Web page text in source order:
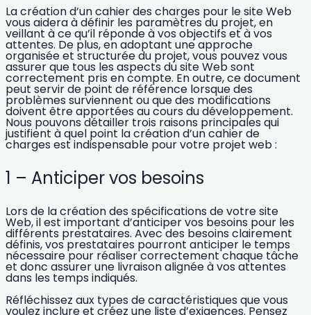
La création d’un cahier des charges pour le site Web
vous aidera à définir les paramètres du projet, en
veillant à ce qu’il réponde à vos objectifs et à vos
attentes. De plus, en adoptant une approche
organisée et structurée du projet, vous pouvez vous
assurer que tous les aspects du site Web sont
correctement pris en compte. En outre, ce document
peut servir de point de référence lorsque des
problèmes surviennent ou que des modifications
doivent être apportées au cours du développement.
Nous pouvons détailler trois raisons principales qui
justifient à quel point la création d’un cahier de
charges est indispensable pour votre projet web :
1 – Anticiper vos besoins
Lors de la création des spécifications de votre site
Web, il est important d’anticiper vos besoins pour les
différents prestataires. Avec des besoins clairement
définis, vos prestataires pourront anticiper le temps
nécessaire pour réaliser correctement chaque tâche
et donc assurer une livraison alignée à vos attentes
dans les temps indiqués.
Réfléchissez aux types de caractéristiques que vous
voulez inclure et créez une liste d’exigences. Pensez